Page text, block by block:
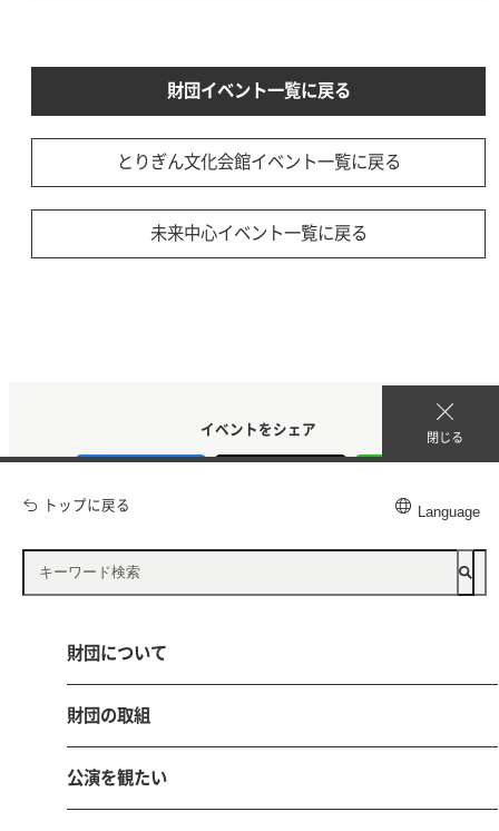
閉じる
トップに戻る Language
財団について
財団の取組
公演を観たい
財団イベント一覧に戻る
とりぎん文化会館イベント一覧に戻る
未来中心イベント一覧に戻る
イベントをシェア
とりぎん文化会館（鳥取県立県民文化会館）内